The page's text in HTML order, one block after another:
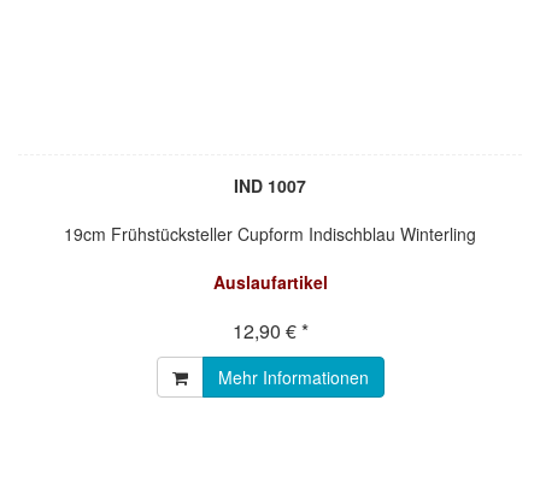
IND 1007
19cm Frühstücksteller Cupform Indischblau Winterling
Auslaufartikel
12,90 € *
Mehr Informationen